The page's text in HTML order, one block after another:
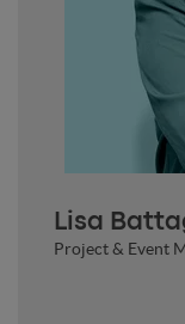
Lisa
Project & Event